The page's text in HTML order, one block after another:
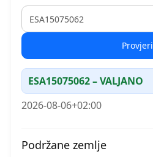
Provjeri
ESA15075062 – VALJANO
2026-08-06+02:00
Podržane zemlje